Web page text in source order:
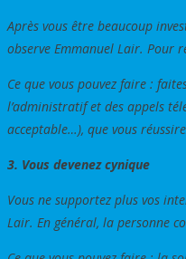
Après vous être beaucoup
observe Emmanuel Lair. Pour
Ce que vous pouvez faire :
l’administratif et des appels
acceptable…), que vous
3. Vous devenez cynique
Vous ne supportez plus vos
Lair. En général, la personne